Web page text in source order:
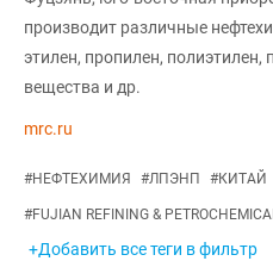
производит различные
этилен, пропилен,
вещества и др.
mrc.ru
#НЕФТЕХИМИЯ #ЛПЭНП #КИТАЙ
#FUJIAN REFINING &
+Добавить все теги в фильтр